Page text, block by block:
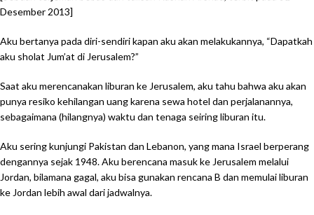
Desember 2013]
Aku bertanya pada diri-sendiri kapan aku akan melakukannya, “Dapatkah
aku sholat Jum’at di Jerusalem?”
Saat aku merencanakan liburan ke Jerusalem, aku tahu bahwa aku akan
punya resiko kehilangan uang karena sewa hotel dan perjalanannya,
sebagaimana (hilangnya) waktu dan tenaga seiring liburan itu.
Aku sering kunjungi Pakistan dan Lebanon, yang mana Israel berperang
dengannya sejak 1948. Aku berencana masuk ke Jerusalem melalui
Jordan, bilamana gagal, aku bisa gunakan rencana B dan memulai liburan
ke Jordan lebih awal dari jadwalnya.